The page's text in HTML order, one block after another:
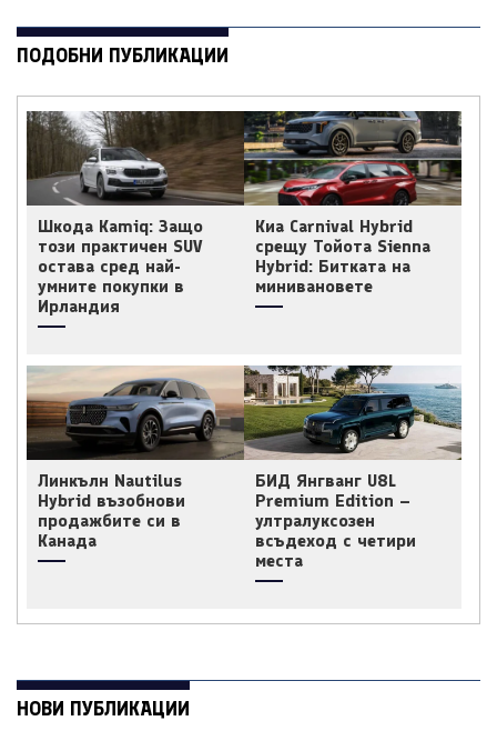
ПОДОБНИ ПУБЛИКАЦИИ
Шкода Kamiq: Защо
този практичен SUV
остава сред най-
умните покупки в
Ирландия
Киа Carnival Hybrid
срещу Тойота Sienna
Hybrid: Битката на
минивановете
Линкълн Nautilus
Hybrid възобнови
продажбите си в
Канада
БИД Янгванг U8L
Premium Edition –
ултралуксозен
всъдеход с четири
места
НОВИ ПУБЛИКАЦИИ